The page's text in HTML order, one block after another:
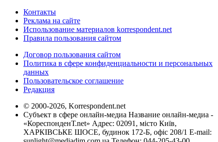
Контакты
Реклама на сайте
Использование материалов korrespondent.net
Правила пользования сайтом
Договор пользования сайтом
Политика в сфере конфиденциальности и персональных
данных
Пользовательское соглашение
Редакция
© 2000-2026, Korrespondent.net
Субъект в сфере онлайн-медиа Название онлайн-медиа -
«КореспонденТ.net» Адрес: 02091, місто Київ,
ХАРКІВСЬКЕ ШОСЕ, будинок 172-Б, офіс 208/1 E-mail: